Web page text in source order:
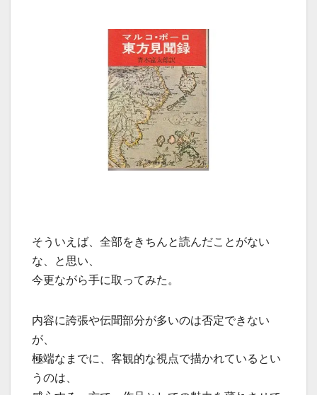
そういえば、全部をきちんと読んだことがない
な、と思い、
今更ながら手に取ってみた。
内容に誇張や伝聞部分が多いのは否定できない
が、
極端なまでに、客観的な視点で描かれているとい
うのは、